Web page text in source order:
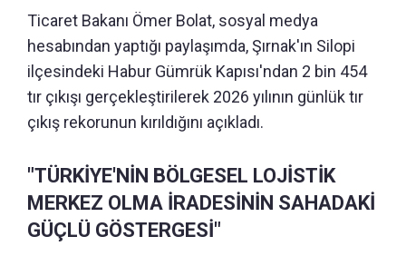
Ticaret Bakanı Ömer Bolat, sosyal medya
hesabından yaptığı paylaşımda, Şırnak'ın Silopi
ilçesindeki Habur Gümrük Kapısı'ndan 2 bin 454
tır çıkışı gerçekleştirilerek 2026 yılının günlük tır
çıkış rekorunun kırıldığını açıkladı.
"TÜRKİYE'NİN BÖLGESEL LOJİSTİK
MERKEZ OLMA İRADESİNİN SAHADAKİ
GÜÇLÜ GÖSTERGESİ"